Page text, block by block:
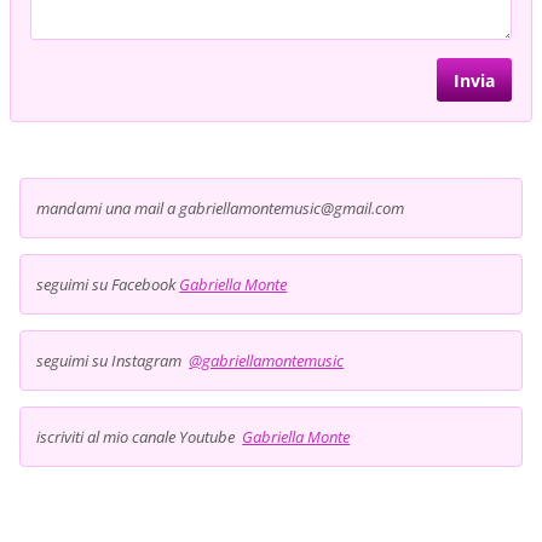
mandami una mail a gabriellamontemusic@gmail.com
seguimi su FacebookGabriella Monte
seguimi su Instagram@gabriellamontemusic
iscriviti al mio canale Youtube Gabriella Monte